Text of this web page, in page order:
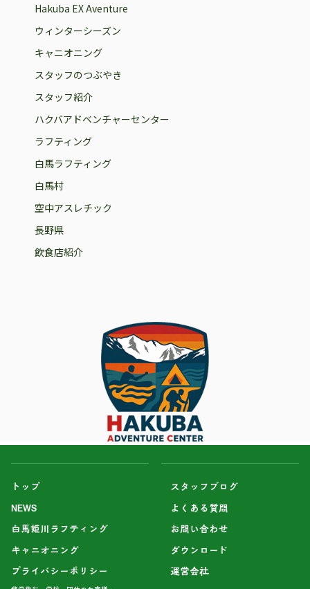
Hakuba EX Aventure
ウィンターシーズン
キャニオニング
スタッフのつぶやき
スタッフ紹介
ハクバアドベンチャーセンター
ラフティング
白馬ラフティング
白馬村
空中アスレチック
長野県
飲食店紹介
トップ
NEWS
白馬姫川ラフティング
キャニオニング
プライバシーポリシー
スタッフブログ
よくある質問
お問い合わせ
ダウンロード
運営会社